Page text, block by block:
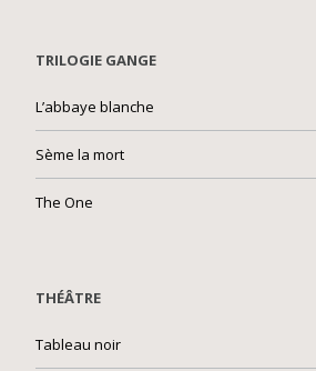
TRILOGIE GANGE
L’abbaye blanche
Sème la mort
The One
THÉÂTRE
Tableau noir